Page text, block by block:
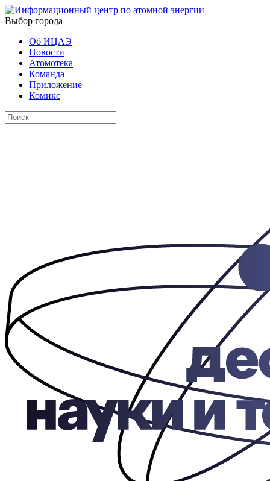
Выбор города
Об ИЦАЭ
Новости
Атомотека
Команда
Приложение
Комикс